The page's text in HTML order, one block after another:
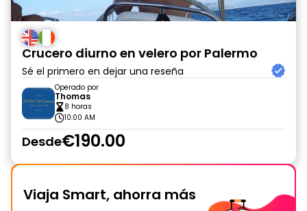
Crucero diurno en velero por Palermo
Sé el primero en dejar una reseña
Operado por
Thomas
8 horas
10:00 AM
Desde€190.00
Viaja Smart, ahorra más